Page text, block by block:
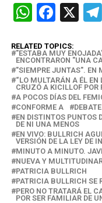
W
at
s
A
p
p
F
ce
b
o
o
k
X
RELATED TOPICS:
"ESTABA MUY
ENCONTRARON "UNA
"SIEMPRE JUNTAS". EN
“LO MULTARÁN A ÉL EN
CRUZÓ A KICILLOF
A POCOS DÍAS DEL
CONFORME A
EN DISTINTOS PUNTOS
DE NI UNA MENOS
EN VIVO: BULLRICH
VERSIÓN DE LA LEY DE
MINUTO A MINUTO.
NUEVA Y
PATRICIA BULLRICH
PATRICIA BULLRICH SE
PERO NO TRATARÁ EL
POR SER FAMILIAR DE